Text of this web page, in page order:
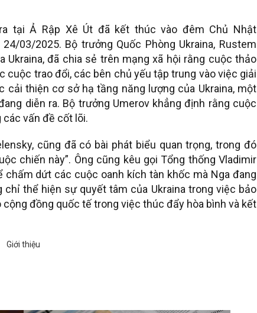
tại Ả Rập Xê Út đã kết thúc vào đêm Chủ Nhật
03/2025. Bộ trưởng Quốc Phòng Ukraina, Rustem
Ukraina, đã chia sẻ trên mạng xã hội rằng cuộc thảo
cuộc trao đổi, các bên chủ yếu tập trung vào việc giải
cải thiện cơ sở hạ tầng năng lượng của Ukraina, một
diễn ra. Bộ trưởng Umerov khẳng định rằng cuộc
vấn đề cốt lõi.
cũng đã có bài phát biểu quan trọng, trong đó
chiến này”. Ông cũng kêu gọi Tổng thống Vladimir
dứt các cuộc oanh kích tàn khốc mà Nga đang
thể hiện sự quyết tâm của Ukraina trong việc bảo
đồng quốc tế trong việc thúc đẩy hòa bình và kết